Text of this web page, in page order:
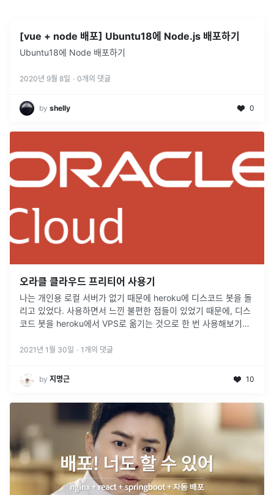
[vue + node 배포] Ubuntu18에 Node.js 배포하기
Ubuntu18에 Node 배포하기
2020년 9월 8일 · 0개의 댓글
by shelly 0
오라클 클라우드 프리티어 사용기
나는 개인용 로컬 서버가 없기 때문에 heroku에 디스코드 봇을 돌
리고 있었다. 사용하면서 느낀 불편한 점들이 있었기 때문에, 디스
코드 봇을 heroku에서 VPS로 옮기는 것으로 한 번 사용해보기로
2021년 1월 30일 · 1 개의 댓글
by 지명근 10